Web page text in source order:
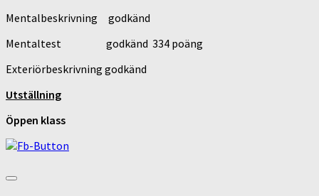
Mentalbeskrivning godkänd
Mentaltest godkänd 334 poäng
Exteriörbeskrivning godkänd
Utställning
Öppen klass